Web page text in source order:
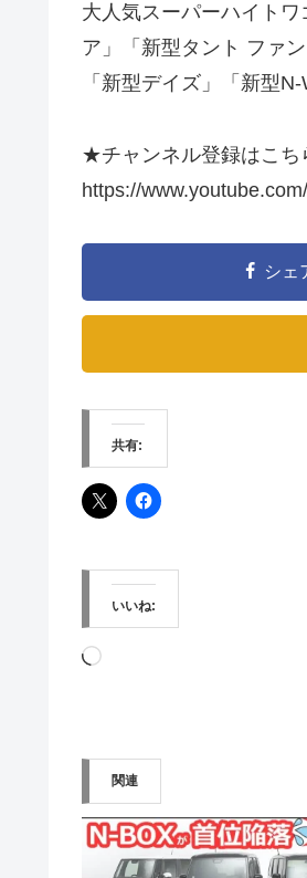
大人気スーパーハイト
ア」「新型タント ファン
「新型デイズ」「新型
★チャンネル登録はこち
https://
シェ
共有:
いいね:
読
み
中…
関連